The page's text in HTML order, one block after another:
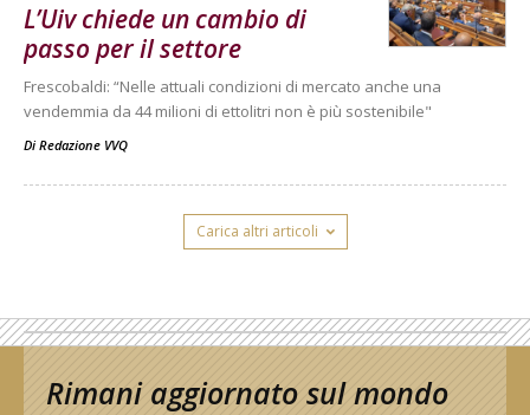
L’Uiv chiede un cambio di
passo per il settore
Frescobaldi: “Nelle attuali condizioni di mercato anche una
vendemmia da 44 milioni di ettolitri non è più sostenibile"
Di Redazione VVQ
Carica altri articoli
Rimani aggiornato sul mondo